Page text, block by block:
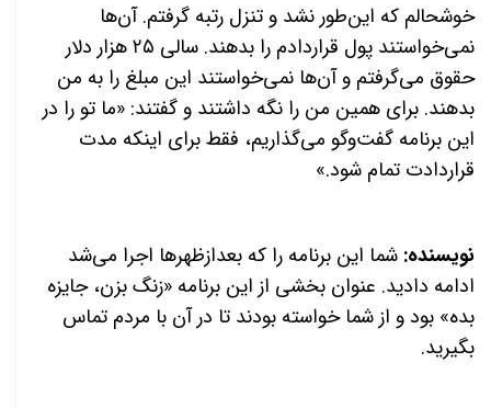
خوشحالم که این‌طور نشد و تنزل رتبه گرفتم. آن‌ها
نمی‌خواستند پول قراردادم را بدهند. سالی ۲۵ هزار دلار
حقوق می‌گرفتم و آن‌ها نمی‌خواستند این مبلغ را به من
بدهند. برای همین من را نگه داشتند و گفتند: «ما تو را در
این برنامه گفت‌وگو می‌گذاریم، فقط برای اینکه مدت
قراردادت تمام شود.»
نویسنده: شما این برنامه را که بعدازظهرها اجرا می‌شد
ادامه دادید. عنوان بخشی از این برنامه «زنگ بزن، جایزه
بده» بود و از شما خواسته بودند تا در آن با مردم تماس
بگیرید.